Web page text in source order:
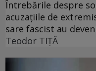
Întrebările despre
acuzațiile de
sare fascist au
Teodor TIŢĂ